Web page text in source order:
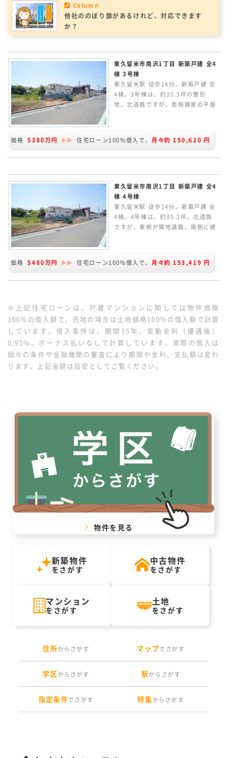
Column
他社ののぼり旗があるけれど、対応できます
か？
東久留米市南沢1丁目 新築戸建 全4
棟 3号棟
東久留米駅 徒歩14分。新築戸建 全
4棟。3号棟は、約30.3坪の整形
地。北道路ですが、南側隣家の平屋
り、カウンターキッチンからリビン
グルームが見渡せます。折上天井や
い常設階段のロフト。太陽光パネル
搭載の家です。
価格 5380万円 住宅ローン100%借入で、 月々約 150,620 円
東久留米市南沢1丁目 新築戸建 全4
棟 4号棟
東久留米駅 徒歩14分。新築戸建 全
4棟。4号棟は、約30.3坪。北道路
ですが、東側が隣地通路、南側に建
カウンターキッチンからリビングル
ームが見渡せます。折上天井やポッ
載の家です。
価格 5480万円 住宅ローン100%借入で、 月々約 153,419 円
※上記住宅ローンは、戸建マンションに関しては物件価格
100%の借入額で、売地の場合は土地価格100%の借入額で計算
しています。借入条件は、期間35年、変動金利（優遇後）
0.95%、ボーナス払いなしで計算しています。実際の借入は
個々の条件や金融機関の審査により期間や金利、支払額は変わ
ります。上記金額は目安としてご覧ください。
物件を見る
新築物件
をさがす
中古物件
をさがす
マンション
をさがす
土地
をさがす
住所からさがす マップでさがす
学区からさがす 駅からさがす
指定条件でさがす 特集からさがす